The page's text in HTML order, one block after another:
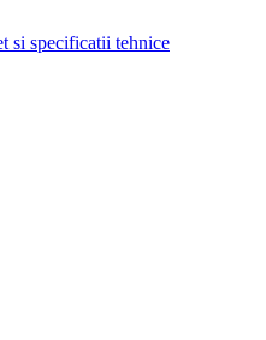
si specificatii tehnice